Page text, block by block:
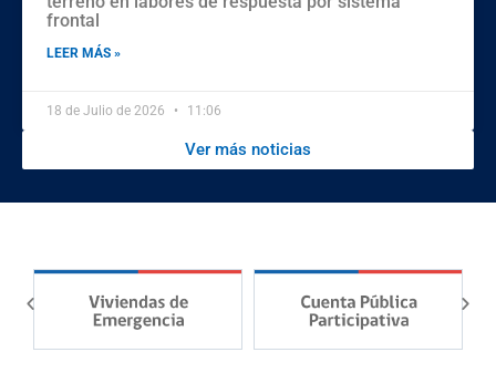
frontal
LEER MÁS »
18 de Julio de 2026 11:06
Ver más noticias